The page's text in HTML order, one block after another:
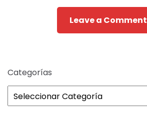
Leave a Comment
Categorías